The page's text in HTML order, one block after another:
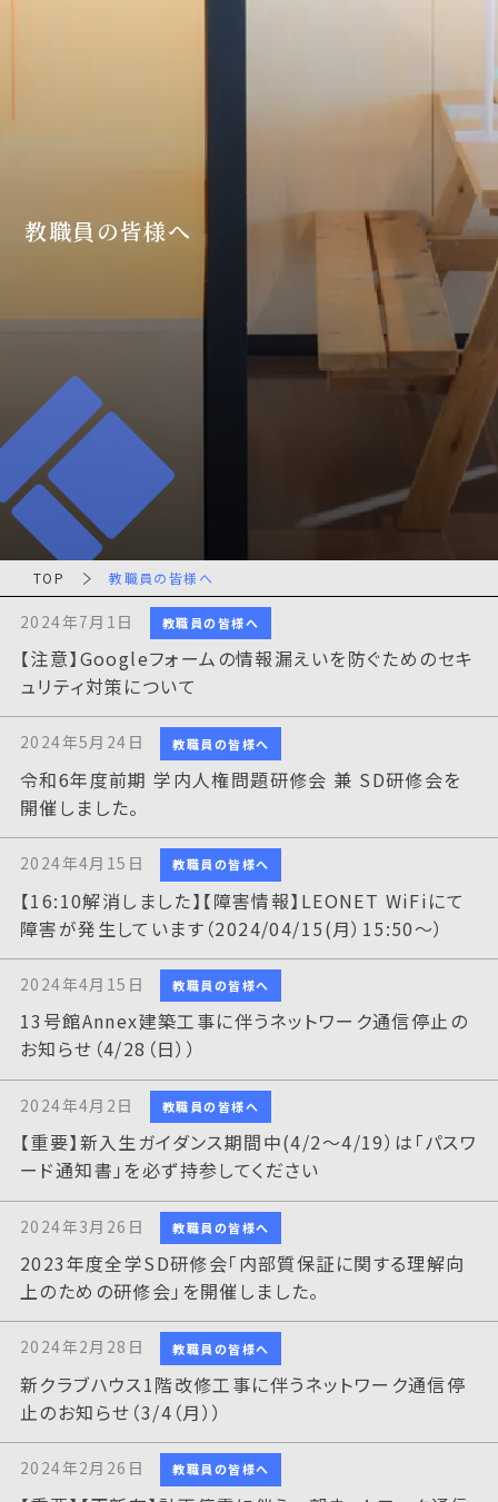
教職員の皆様へ
TOP 教職員の皆様へ
2024年7月1日 教職員の皆様へ
【注意】Googleフォームの情報漏えいを防ぐためのセキ
ュリティ対策について
2024年5月24日 教職員の皆様へ
令和6年度前期 学内人権問題研修会 兼 SD研修会を
開催しました。
2024年4月15日 教職員の皆様へ
【16:10解消しました】【障害情報】LEONET WiFiにて
障害が発生しています（2024/04/15(月）15:50～）
2024年4月15日 教職員の皆様へ
13号館Annex建築工事に伴うネットワーク通信停止の
お知らせ（4/28（日））
2024年4月2日 教職員の皆様へ
【重要】新入生ガイダンス期間中(4/2～4/19）は「パスワ
ード通知書」を必ず持参してください
2024年3月26日 教職員の皆様へ
2023年度全学SD研修会「内部質保証に関する理解向
上のための研修会」を開催しました。
2024年2月28日 教職員の皆様へ
新クラブハウス1階改修工事に伴うネットワーク通信停
止のお知らせ（3/4（月））
2024年2月26日 教職員の皆様へ